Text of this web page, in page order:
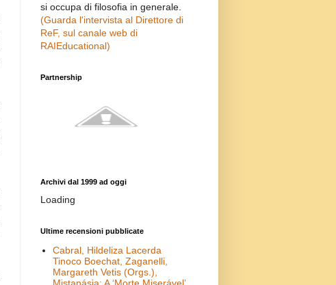
si occupa di filosofia in generale.
(Guarda l'intervista al Direttore di
ReF, sul canale web di
RAIEducational)
Partnership
Archivi dal 1999 ad oggi
Loading
Ultime recensioni pubblicate
Cabral, Hildeliza Lacerda
Tinoco Boechat, Zaganelli,
Margareth Vetis (Orgs.),